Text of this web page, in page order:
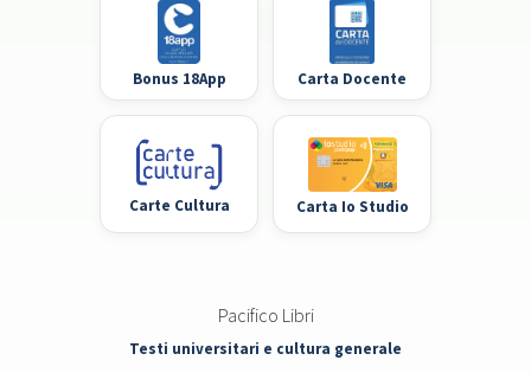
Bonus 18App Carta Docente
Carte Cultura Carta Io Studio
Pacifico Libri
Testi universitari e cultura generale